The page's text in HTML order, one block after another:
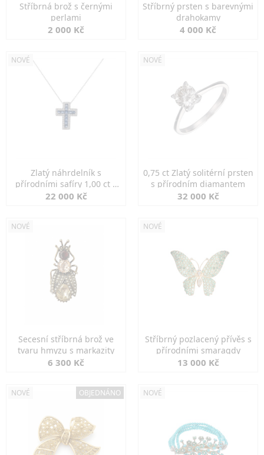
Stříbrná brož s černými
perlami
2 000 Kč
Stříbrný prsten s barevnými
drahokamy
4 000 Kč
NOVÉ
Zlatý náhrdelník s
přírodními safíry 1,00 ct a
diamanty
22 000 Kč
NOVÉ
0,75 ct Zlatý solitérní prsten
s přírodním diamantem
32 000 Kč
NOVÉ
Secesní stříbrná brož ve
tvaru hmyzu s markazity
6 300 Kč
NOVÉ
Stříbrný pozlacený přívěs s
přírodními smaragdy
13 000 Kč
NOVÉ OBJEDNÁNO NOVÉ